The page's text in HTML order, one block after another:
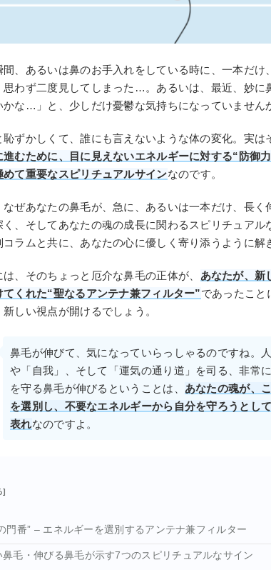
、あるいは鼻のお手入れをしている時に、一本だけ
思わず二度見してしまった…。あるいは、最近、妙に
かな…」と、少しだけ憂鬱な気持ちになっていません
ずかしくて、誰にも言えないような体の変化。実は
進むために、目に見えないエネルギーに対する“防御
て重要なスピリチュアルサインなのです。
なぜあなたの鼻毛が、急に、あるいは一本だけ、長く
く、そしてあなたの魂の成長に関わるスピリチュアル
コラムと共に、あなたの心に優しく寄り添うように解
、そのちょっと厄介な鼻毛の正体が、 あなたが、新
てくれた“聖なるアンテナ兼フィルター”であったこと
しい視点が開けるでしょう。
鼻毛が伸びて、気になっていらっしゃるのですね。
や「自我」、そして「運気の通り道」を司る、非常
を守る鼻毛が伸びるということは、 あなたの魂が、
を選別し、不要なエネルギーから自分を守ろうとし
表れなのですよ。
門番” – エネルギーを選別するアンテナ兼フィルター
鼻毛・伸びる鼻毛が示す7つのスピリチュアルなサイン